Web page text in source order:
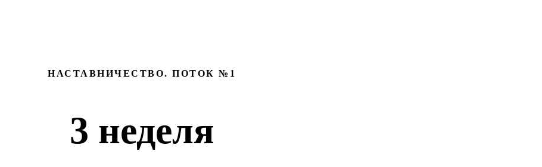
НАСТАВНИЧЕСТВО. ПОТОК №1
3 неделя